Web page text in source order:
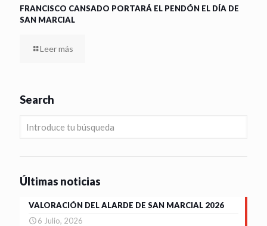
FRANCISCO CANSADO PORTARÁ EL PENDÓN EL DÍA DE
SAN MARCIAL
Leer más
Search
Últimas noticias
VALORACIÓN DEL ALARDE DE SAN MARCIAL 2026
6 Julio, 2026